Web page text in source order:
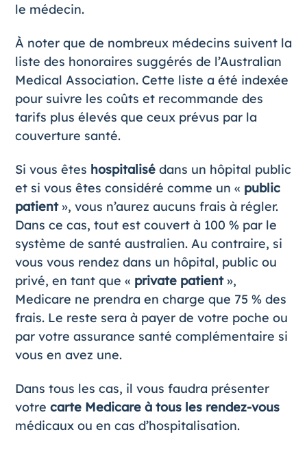
le médecin.
À noter que de nombreux médecins suivent la
liste des honoraires suggérés de l’Australian
Medical Association. Cette liste a été indexée
pour suivre les coûts et recommande des
tarifs plus élevés que ceux prévus par la
couverture santé.
Si vous êtes hospitalisédans un hôpital public
et si vous êtes considéré comme un « public
patient», vous n’aurez aucuns frais à régler.
Dans ce cas, tout est couvert à 100 % par le
système de santé australien. Au contraire, si
vous vous rendez dans un hôpital, public ou
privé, en tant que « private patient»,
Medicare ne prendra en charge que 75 % des
frais. Le reste sera à payer de votre poche ou
par votre assurance santé complémentaire si
vous en avez une.
Dans tous les cas, il vous faudra présenter
votre carte Medicare à tous les rendez-vous
médicaux ou en cas d’hospitalisation.